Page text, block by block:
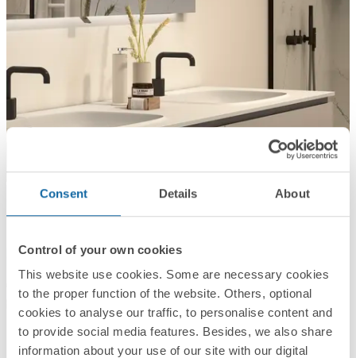
Consent Details About
Control of your own cookies
This website use cookies. Some are necessary cookies
to the proper function of the website. Others, optional
cookies to analyse our traffic, to personalise content and
to provide social media features. Besides, we also share
information about your use of our site with our digital